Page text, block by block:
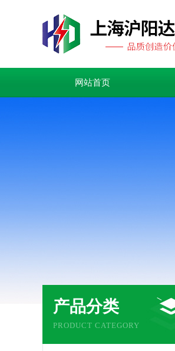
网站首页
产品分类
PRODUCT CATEGORY